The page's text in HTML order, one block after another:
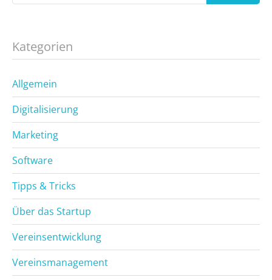
Kategorien
Allgemein
Digitalisierung
Marketing
Software
Tipps & Tricks
Über das Startup
Vereinsentwicklung
Vereinsmanagement